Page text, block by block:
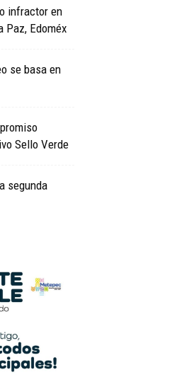
infractor en
Paz, Edoméx
se basa en
Sello Verde
segunda